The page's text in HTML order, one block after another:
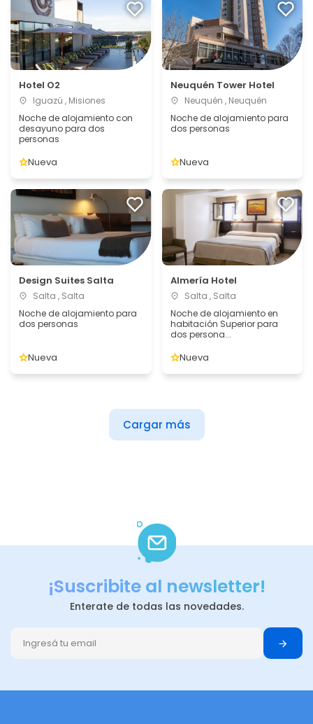
Hotel O2
Iguazú , Misiones
Noche de alojamiento con
desayuno para dos
personas
Nueva
Neuquén Tower Hotel
Neuquén , Neuquén
Noche de alojamiento para
dos personas
Nueva
Design Suites Salta
Salta , Salta
Noche de alojamiento para
dos personas
Nueva
Almería Hotel
Salta , Salta
Noche de alojamiento en
habitación Superior para
dos persona...
Nueva
Cargar más
¡Suscribite al newsletter!
Enterate de todas las novedades.